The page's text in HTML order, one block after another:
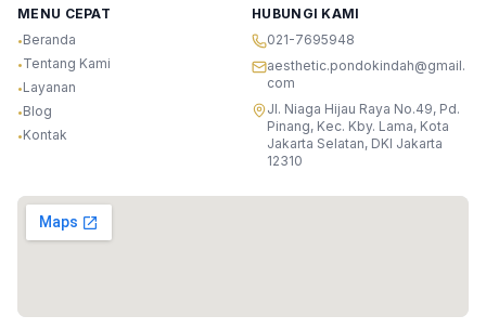
MENU CEPAT
•Beranda
•Tentang Kami
•Layanan
•Blog
•Kontak
HUBUNGI KAMI
021-7695948
aesthetic.pondokindah@gmail.
com
Jl. Niaga Hijau Raya No.49, Pd.
Pinang, Kec. Kby. Lama, Kota
Jakarta Selatan, DKI Jakarta
12310